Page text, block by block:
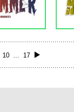
10 ... 17